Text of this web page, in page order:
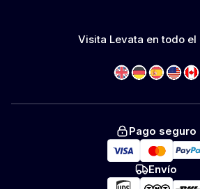
Visita Levata en todo el
Pago seguro
Envío